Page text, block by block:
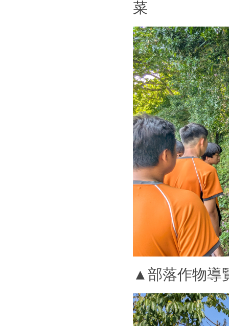
【113學年度全國高級中等學校學
【113年花蓮縣語文
【113年升學榜】國
【113年升學榜】國
【112學年度全國高級中等學校學
菜
▲部落作物導